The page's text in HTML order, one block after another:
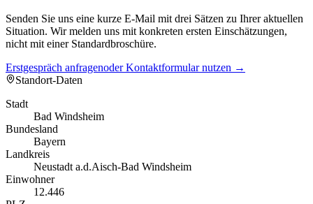
Senden Sie uns eine kurze E-Mail mit drei Sätzen zu Ihrer aktuellen
Situation. Wir melden uns mit konkreten ersten Einschätzungen,
nicht mit einer Standardbroschüre.
Erstgespräch anfragenoder Kontaktformular nutzen →
Standort-Daten
Stadt
Bad Windsheim
Bundesland
Bayern
Landkreis
Neustadt a.d.Aisch-Bad Windsheim
Einwohner
12.446